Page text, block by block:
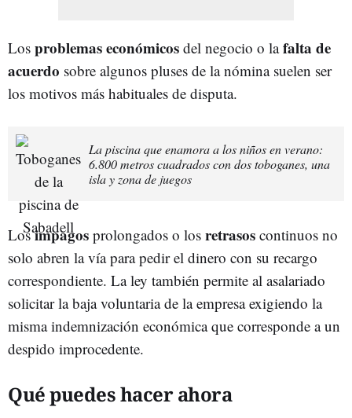
Los problemas económicos del negocio o lafalta de
acuerdo sobre algunos pluses de la nómina suelen ser
los motivos más habituales de disputa.
La piscina que enamora a los niños en verano:
6.800 metros cuadrados con dos toboganes, una
isla y zona de juegos
Losimpagos prolongados o los retrasos continuos no
solo abren la vía para pedir el dinero con su recargo
correspondiente. La ley también permite al asalariado
solicitar la baja voluntaria de la empresa exigiendo la
misma indemnización económica que corresponde a un
despido improcedente.
Qué puedes hacer ahora